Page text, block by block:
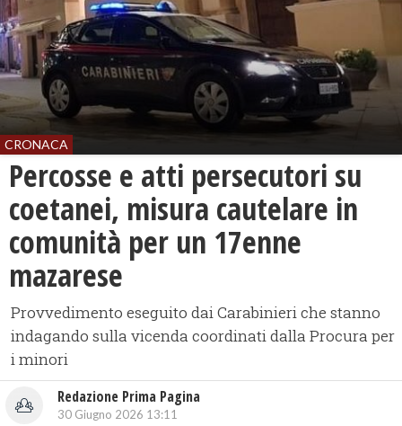
CRONACA
​Percosse e atti persecutori su
coetanei, misura cautelare in
comunità per un 17enne
mazarese
Provvedimento eseguito dai Carabinieri che stanno
indagando sulla vicenda coordinati dalla Procura per
i minori
Redazione Prima Pagina
30 Giugno 2026 13:11